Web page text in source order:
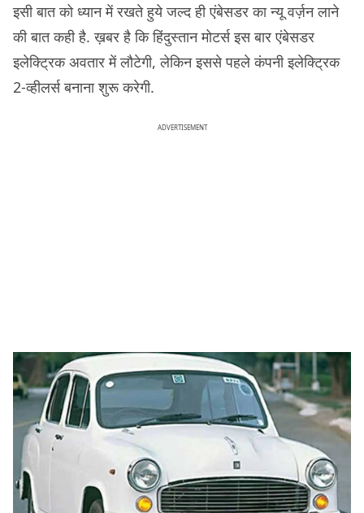
इसी बात को ध्यान में रखते हुये जल्द ही एंबेसडर का न्यू वर्ज़न लाने
की बात कही है. ख़बर है कि हिंदुस्तान मोटर्स इस बार एंबेसडर
इलेक्ट्रिक अवतार में लौटेगी, लेकिन इससे पहले कंपनी इलेक्ट्रिक
2-व्हीलर्स बनाना शुरू करेगी.
ADVERTISEMENT